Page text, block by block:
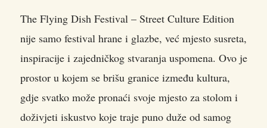
The Flying Dish Festival – Street Culture Edition
nije samo festival hrane i glazbe, već mjesto susreta,
inspiracije i zajedničkog stvaranja uspomena. Ovo je
prostor u kojem se brišu granice između kultura,
gdje svatko može pronaći svoje mjesto za stolom i
doživjeti iskustvo koje traje puno duže od samog